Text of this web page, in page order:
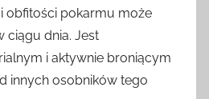
obfitości pokarmu może
ciągu dnia. Jest
i aktywnie broniącym
innych osobników tego